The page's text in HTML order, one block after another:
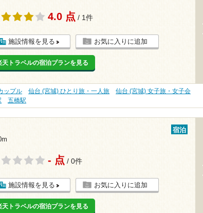
4.0 点 / 1件
施設情報を見る お気に入りに追加
天トラベルの宿泊プランを見る
ップル 仙台 (宮城) ひとり旅・一人旅
仙台 (宮城) 女子旅・女子会
五橋駅
宿泊
- 点 / 0件
施設情報を見る お気に入りに追加
天トラベルの宿泊プランを見る